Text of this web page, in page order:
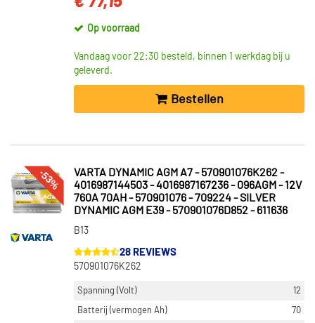
Op voorraad
Vandaag voor 22:30 besteld, binnen 1 werkdag bij u
geleverd.
Bestellen
-53%
VARTA DYNAMIC AGM A7 - 570901076K262 -
4016987144503 - 4016987167236 - 096AGM - 12V
760A 70AH - 570901076 - 709224 - SILVER
DYNAMIC AGM E39 - 570901076D852 - 611636
B13
28 REVIEWS
570901076K262
Spanning (Volt)
12
Batterij (vermogen Ah)
70